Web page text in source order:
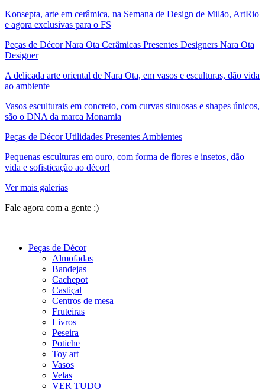
Konsepta, arte em cerâmica, na Semana de Design de Milão, ArtRio
e agora exclusivas para o FS
Peças de Décor Nara Ota Cerâmicas Presentes Designers Nara Ota
Designer
A delicada arte oriental de Nara Ota, em vasos e esculturas, dão vida
ao ambiente
Vasos esculturais em concreto, com curvas sinuosas e shapes únicos,
são o DNA da marca Monamia
Peças de Décor Utilidades Presentes Ambientes
Pequenas esculturas em ouro, com forma de flores e insetos, dão
vida e sofisticação ao décor!
Ver mais galerias
Fale agora com a gente :)
Peças de Décor
Almofadas
Bandejas
Cachepot
Castiçal
Centros de mesa
Fruteiras
Livros
Peseira
Potiche
Toy art
Vasos
Velas
VER TUDO